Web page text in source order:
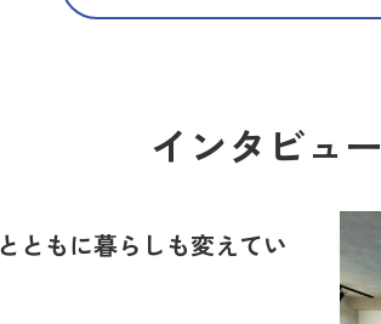
インタビュー
ともに暮らしも変えてい